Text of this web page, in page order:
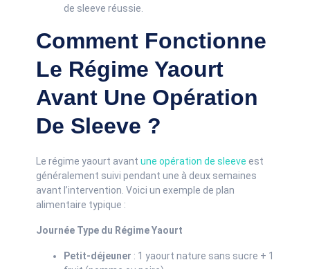
de sleeve réussie.
Comment Fonctionne
Le Régime Yaourt
Avant Une Opération
De Sleeve ?
Le régime yaourt avant une opération de sleeve est
généralement suivi pendant une à deux semaines
avant l’intervention. Voici un exemple de plan
alimentaire typique :
Journée Type du Régime Yaourt
Petit-déjeuner : 1 yaourt nature sans sucre + 1